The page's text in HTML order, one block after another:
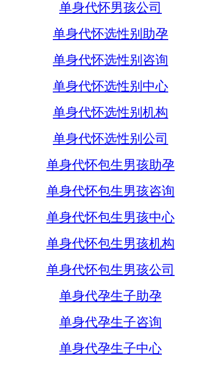
单身代怀男孩公司
单身代怀选性别助孕
单身代怀选性别咨询
单身代怀选性别中心
单身代怀选性别机构
单身代怀选性别公司
单身代怀包生男孩助孕
单身代怀包生男孩咨询
单身代怀包生男孩中心
单身代怀包生男孩机构
单身代怀包生男孩公司
单身代孕生子助孕
单身代孕生子咨询
单身代孕生子中心